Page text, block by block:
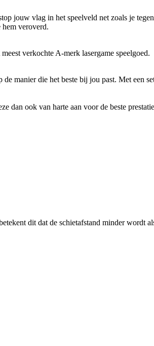
jouw vlag in het speelveld net zoals je
veroverd.
verkochte A-merk lasergame speelgoed.
manier die het beste bij jou past. Met een
ook van harte aan voor de beste
dit dat de schietafstand minder wordt